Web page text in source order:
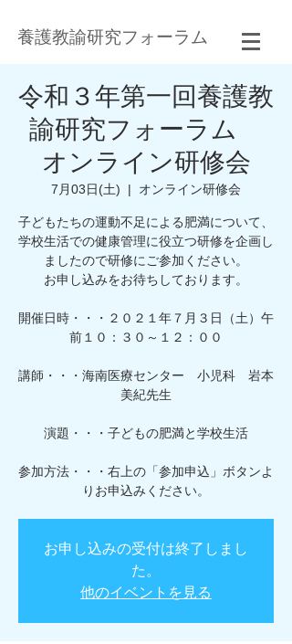
養護教諭研究フォーラム
令和３年第一回養護教
諭研究フォーラム
オンライン研修会
7月03日(土)
  |
オンライン研修会
子どもたちの運動不足による肥満について、
学校生活での健康管理に役立つ研修を企画し
ましたので研修にご参加ください。
お申し込みをお待ちしております。
開催日時・・・２０２１年７月３日（土）午
前１０：３０～１２：００
講師・・・海南医療センター 小児科 岩本
美紀先生
演題・・・子どもの肥満と学校生活
参加方法・・・右上の「参加申込」ボタンよ
りお申込みください。
お申し込みの受付は終了しまし
た。
他のイベントを見る